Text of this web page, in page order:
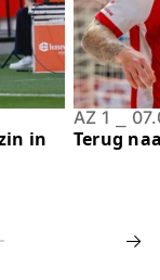
in
Terug
AZ 1